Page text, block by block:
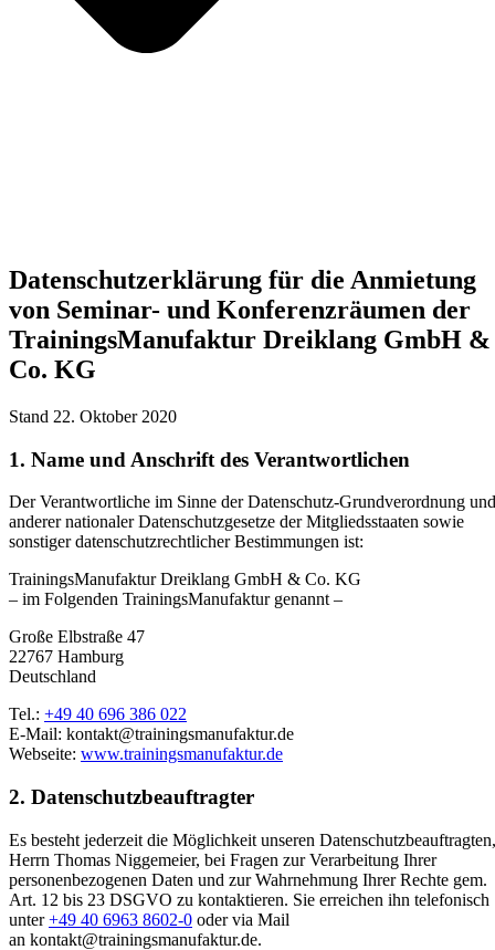
Datenschutzerklärung für die Anmietung
von Seminar- und Konferenzräumen der
TrainingsManufaktur Dreiklang GmbH &
Co. KG
Stand 22. Oktober 2020
1. Name und Anschrift des Verantwortlichen
Der Verantwortliche im Sinne der Datenschutz-Grundverordnung und
anderer nationaler Datenschutzgesetze der Mitgliedsstaaten sowie
sonstiger datenschutzrechtlicher Bestimmungen ist:
TrainingsManufaktur Dreiklang GmbH & Co. KG
– im Folgenden TrainingsManufaktur genannt –
Große Elbstraße 47
22767 Hamburg
Deutschland
Tel.: +49 40 696 386 022
E-Mail: kontakt@trainingsmanufaktur.de
Webseite: www.trainingsmanufaktur.de
2. Datenschutzbeauftragter
Es besteht jederzeit die Möglichkeit unseren Datenschutzbeauftragten,
Herrn Thomas Niggemeier, bei Fragen zur Verarbeitung Ihrer
personenbezogenen Daten und zur Wahrnehmung Ihrer Rechte gem.
Art. 12 bis 23 DSGVO zu kontaktieren. Sie erreichen ihn telefonisch
unter+49 40 6963 8602-0 oder via Mail
an kontakt@trainingsmanufaktur.de.